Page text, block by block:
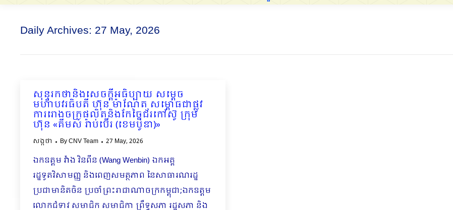
Daily Archives: 27 May, 2026
សុន្ទរកថានិងសេចក្ដីអធិប្បាយ សម្ដេច
មហាបវរធិបតី ហ៊ុន ម៉ាណែត សម្ពោធជាផ្លូវ
ការរោងចក្រផលិតនិងកែច្នៃជ័រកៅស៊ូ ក្រុម
ហ៊ុន «គីមស៍ រ៉ាប់ប៊ើរ (ខេមបូឌា)»
សង្កថា ByCNV Team 27 May, 2026
ឯកឧត្តម វ៉ាង វិនពីន (Wang Wenbin) ឯកអគ្គ
រដ្ឋទូតវិសាមញ្ញ និងពេញសមត្ថភាព នៃសាធារណរដ្ឋ
ប្រជាមានិតចិន ប្រចាំព្រះរាជាណាចក្រកម្ពុជា;ឯកឧត្តម
លោកជំទាវ សមាជិក សមាជិកា ព្រឹទ្ធសភា រដ្ឋសភា និង